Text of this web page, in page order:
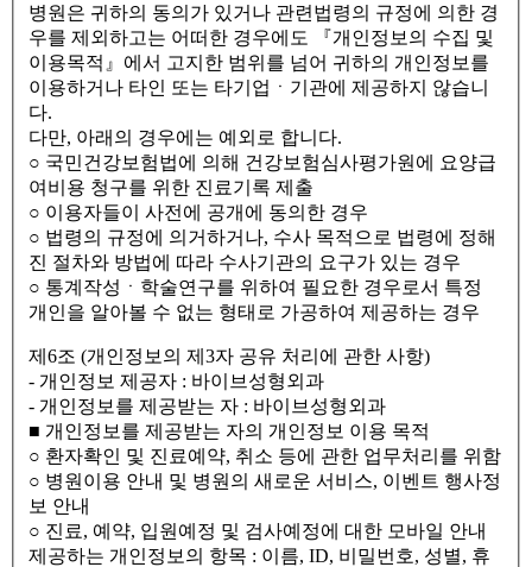
병원은 귀하의 동의가 있거나 관련법령의 규정에 의한 경
우를 제외하고는 어떠한 경우에도 『개인정보의 수집 및
이용목적』에서 고지한 범위를 넘어 귀하의 개인정보를
이용하거나 타인 또는 타기업ㆍ기관에 제공하지 않습니
다.
다만, 아래의 경우에는 예외로 합니다.
○ 국민건강보험법에 의해 건강보험심사평가원에 요양급
여비용 청구를 위한 진료기록 제출
○ 이용자들이 사전에 공개에 동의한 경우
○ 법령의 규정에 의거하거나, 수사 목적으로 법령에 정해
진 절차와 방법에 따라 수사기관의 요구가 있는 경우
○ 통계작성ㆍ학술연구를 위하여 필요한 경우로서 특정
개인을 알아볼 수 없는 형태로 가공하여 제공하는 경우
제6조 (개인정보의 제3자 공유 처리에 관한 사항)
- 개인정보 제공자 : 바이브성형외과
- 개인정보를 제공받는 자 : 바이브성형외과
■ 개인정보를 제공받는 자의 개인정보 이용 목적
○ 환자확인 및 진료예약, 취소 등에 관한 업무처리를 위함
○ 병원이용 안내 및 병원의 새로운 서비스, 이벤트 행사정
보 안내
○ 진료, 예약, 입원예정 및 검사예정에 대한 모바일 안내
제공하는 개인정보의 항목 : 이름, ID, 비밀번호, 성별, 휴